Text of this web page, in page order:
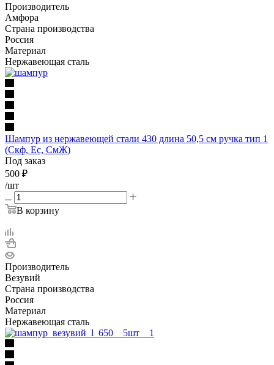
Производитель
Амфора
Страна производства
Россия
Материал
Нержавеющая сталь
Шампур из нержавеющей стали 430 длина 50,5 см ручка тип 1
(Скф, Ес, СмЖ)
Под заказ
500 ₽
/шт
В корзину
Производитель
Везувий
Страна производства
Россия
Материал
Нержавеющая сталь